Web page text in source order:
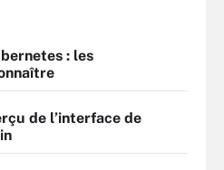
: les
de l’interface de